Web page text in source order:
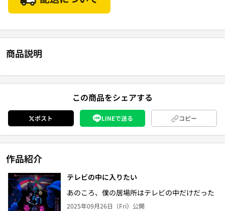
商品説明
この商品をシェアする
ポスト LINEで送る コピー
作品紹介
テレビの中に入りたい
あのころ、僕の居場所はテレビの中だけだった
2025年09月26日（Fri）公開